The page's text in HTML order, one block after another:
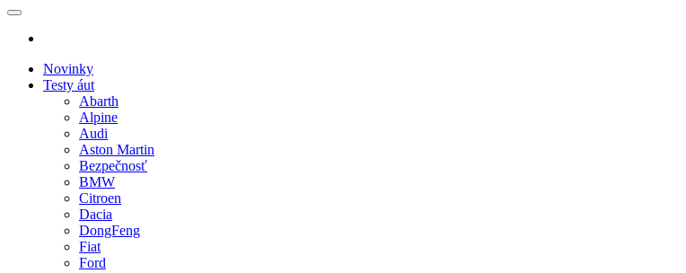
Novinky
Testy áut
Abarth
Alpine
Audi
Aston Martin
Bezpečnosť
BMW
Citroen
Dacia
DongFeng
Fiat
Ford